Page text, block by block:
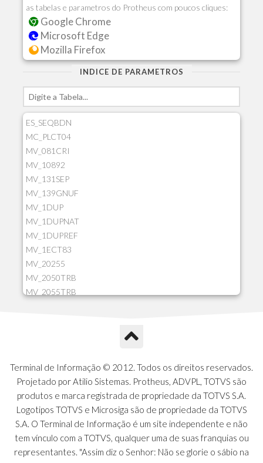
as tabelas e parametros do Protheus com poucos cliques:
Google Chrome
Microsoft Edge
Mozilla Firefox
INDICE DE PARAMETROS
ES_SEQBDN
MC_PLCT04
MV_081CRI
MV_10892
MV_131SEP
MV_139GNUF
MV_1DUP
MV_1DUPNAT
MV_1DUPREF
MV_1ECT83
MV_20255
MV_2050TRB
MV_2055TRB
MV_2GNOINC
MV_320SLD
MV_325PMDA
MV_330ATCM
MV_340LOCK
MV_3DUPREF
MV_5CLIFOR
Terminal de Informação © 2012. Todos os direitos reservados.
Projetado por Atilio Sistemas. Protheus, ADVPL, TOTVS são
produtos e marca registrada de propriedade da TOTVS S.A.
Logotipos TOTVS e Microsiga são de propriedade da TOTVS
S.A. O Terminal de Informação é um site independente e não
tem vínculo com a TOTVS, qualquer uma de suas franquias ou
representantes. "Assim diz o Senhor: Não se glorie o sábio na